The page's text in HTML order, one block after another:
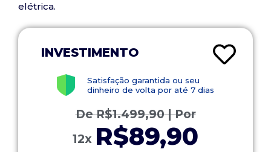
elétrica.
INVESTIMENTO
Satisfação garantida ou seu
dinheiro de volta por até 7 dias
DeR$1.499,90| Por
12x R$89,90